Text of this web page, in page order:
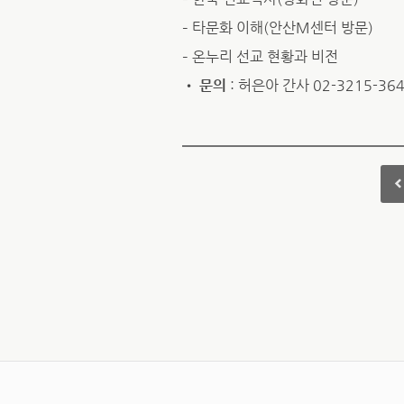
– 타문화 이해(안산M센터 방문)
– 온누리 선교 현황과 비전
• 문의 : 허은아 간사 02-3215-